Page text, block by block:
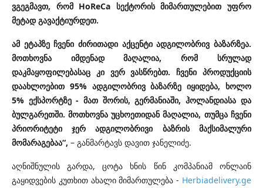
ვგეგმავთ, რომ HoReCa სექტორის მიმართულებით უფრო
მეტად გავაქტიურდეთ.
ამ ეტაპზე ჩვენი ძირითადი აქცენტი ადგილობრივ ბაზარზეა.
მოთხოვნა იმდენად მაღალია, რომ სრულად
დაკმაყოფილებასაც კი ვერ ვასწრებთ. ჩვენი პროდუქციის
დაახლოებით 95% ადგილობრივ ბაზარზე იყიდება, ხოლო
5% ექსპორტზე - მათ შორის, გერმანიაში, ჰოლანდიასა და
ბულგარეთში. მოთხოვნა უცხოეთიდან მაღალია, თუმცა ჩვენი
პრიორიტეტი ჯერ ადგილობრივი ბაზრის მაქსიმალური
მომარაგებაა“, – განმარტავს დავით ჯანელიძე.
აღნიშნულის გარდა, ცოტა ხნის წინ კომპანიამ ონლაინ
გაყიდვების კუთხით ახალი მიმართულება - Herbiadelivery.ge